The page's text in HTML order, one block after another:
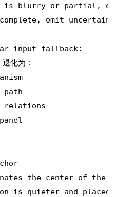
is blurry or partial,
omit uncertain
input fallback:
化为：
relations
the center of the
is quieter and placed